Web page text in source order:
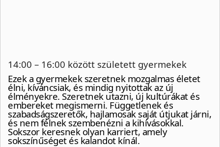
14:00 – 16:00 között született gyermekek
Ezek a gyermekek szeretnek mozgalmas életet
élni, kíváncsiak, és mindig nyitottak az új
élményekre. Szeretnek utazni, új kultúrákat és
embereket megismerni. Függetlenek és
szabadságszeretők, hajlamosak saját útjukat járni,
és nem félnek szembenézni a kihívásokkal.
Sokszor keresnek olyan karriert, amely
sokszínűséget és kalandot kínál.